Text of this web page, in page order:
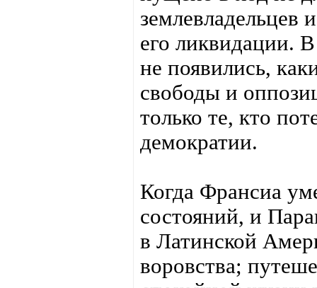
землевладельцев
его ликвидации.
не появились,
свободы и
только те, кто
демократии.
Когда Франсиа
состояний, и
в Латинской
воровства;